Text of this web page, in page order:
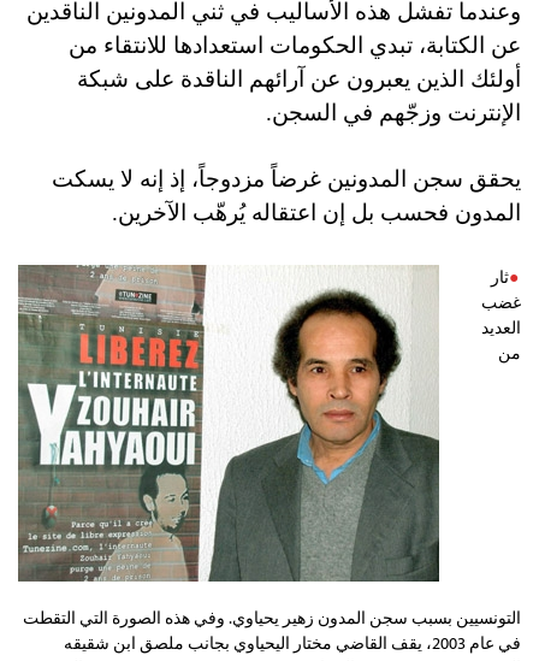
وعندما تفشل هذه الأساليب في ثني المدونين الناقدين
عن الكتابة، تبدي الحكومات استعدادها للانتقاء من
أولئك الذين يعبرون عن آرائهم الناقدة على شبكة
الإنترنت وزجّهم في السجن.
يحقق سجن المدونين غرضاً مزدوجاً، إذ إنه لا يسكت
المدون فحسب بل إن اعتقاله يُرهّب الآخرين.
ثار
غضب
العديد
من
التونسيين بسبب سجن المدون زهير يحياوي. وفي هذه الصورة التي التقطت
في عام ‏‏2003، يقف القاضي مختار اليحياوي بجانب ملصق ابن شقيقه